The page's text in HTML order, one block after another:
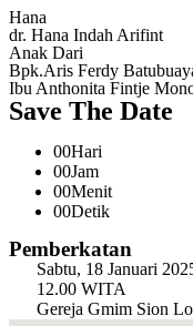
Hana
dr. Hana Indah Arifint
Anak Dari
Bpk.Aris Ferdy
Ibu Anthonita Fintje
Save The Date
00Hari
00Jam
00Menit
00Detik
Pemberkatan
Sabtu, 18 Januari
12.00 WITA
Gereja Gmim Sion